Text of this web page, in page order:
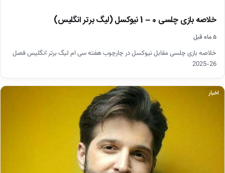
خلاصه بازی چلسی 0 – 1 نیوکسل (لیگ برتر انگلیس)
۵ ماه قبل
خلاصه بازی چلسی مقابل نیوکسل در چارچوب هفته سی ام لیگ برتر انگلیس فصل
26-2025
اخبار